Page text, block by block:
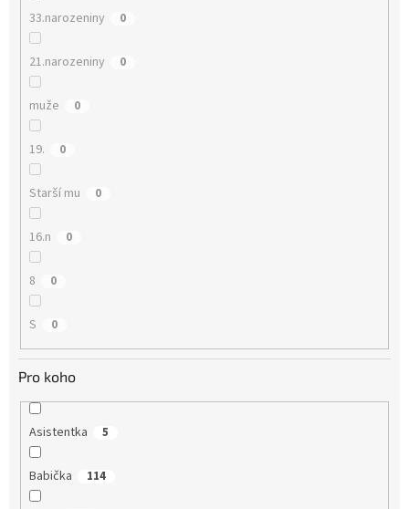
33.narozeniny 0
21.narozeniny 0
muže 0
19. 0
Starší mu 0
16.n 0
8 0
S 0
Pro koho
Asistentka 5
Babička 114